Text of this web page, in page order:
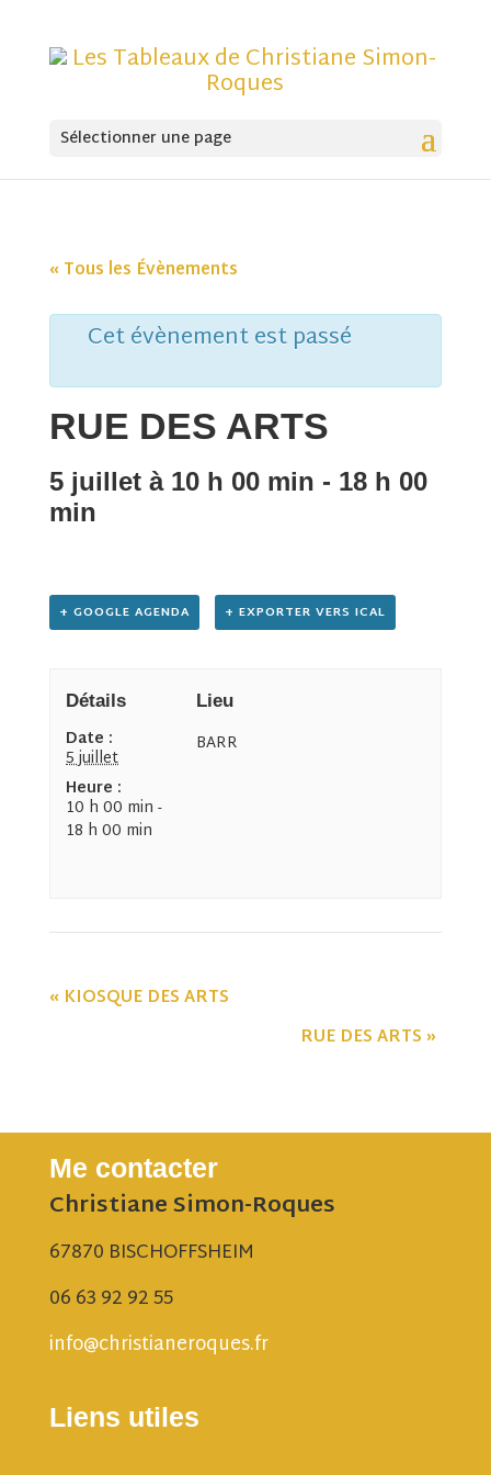
Sélectionner une page
« Tous les Évènements
Cet évènement est passé
RUE DES ARTS
5 juillet à 10 h 00 min - 18 h 00
min
+ GOOGLE AGENDA + EXPORTER VERS ICAL
Détails
Date :
5 juillet
Heure :
10 h 00 min -
18 h 00 min
Lieu
BARR
«KIOSQUE DES ARTS
RUE DES ARTS»
Me contacter
Christiane Simon-Roques
67870 BISCHOFFSHEIM
06 63 92 92 55
info@christianeroques.fr
Liens utiles